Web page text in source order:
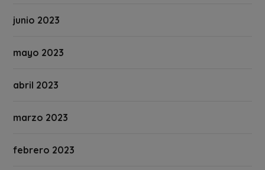
junio 2023
mayo 2023
abril 2023
marzo 2023
febrero 2023